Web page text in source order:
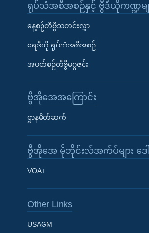
Learning English
ရုပ်သံအစီအစဉ်နှင့် ဗွီဒီယိုကဏ္ဍမျ
နေ့စဉ်တီဗွီသတင်းလွှာ
ရေဒီယို ရုပ်သံအစီအစဉ်
အပတ်စဉ်တီဗွီမဂ္ဂဇင်း
ဗွီအိုအေအကြောင်း
ဌာနမိတ်ဆက်
ဗွီအိုအေ မိုဘိုင်းလ်အက်ပ်များ ဒ
VOA+
Other Links
USAGM